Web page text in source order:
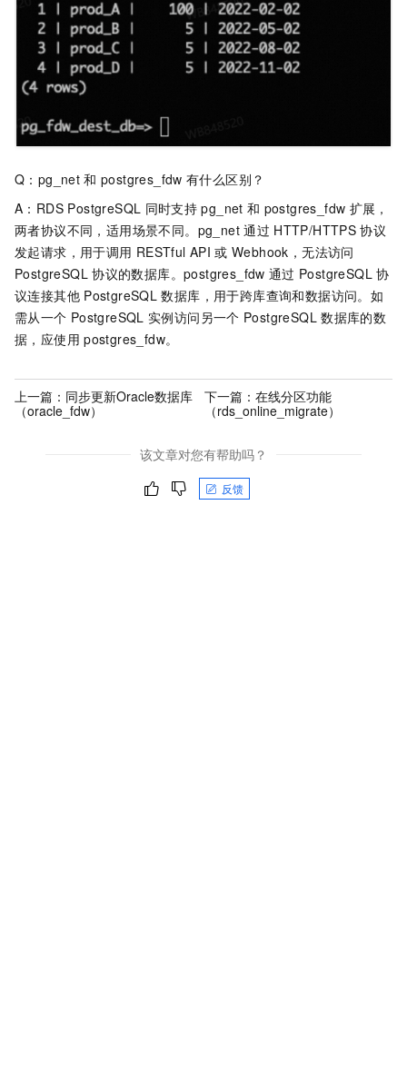
Q：pg_net 和 postgres_fdw 有什么区别？
A：RDS PostgreSQL 同时支持 pg_net 和 postgres_fdw 扩展，
两者协议不同，适用场景不同。pg_net 通过 HTTP/HTTPS 协议
发起请求，用于调用 RESTful API 或 Webhook，无法访问
PostgreSQL 协议的数据库。postgres_fdw 通过 PostgreSQL 协
议连接其他 PostgreSQL 数据库，用于跨库查询和数据访问。如
需从一个 PostgreSQL 实例访问另一个 PostgreSQL 数据库的数
据，应使用 postgres_fdw。
上一篇： 同步更新Oracle数据库
（oracle_fdw）
下一篇：在线分区功能
（rds_online_migrate）
该文章对您有帮助吗？
反馈